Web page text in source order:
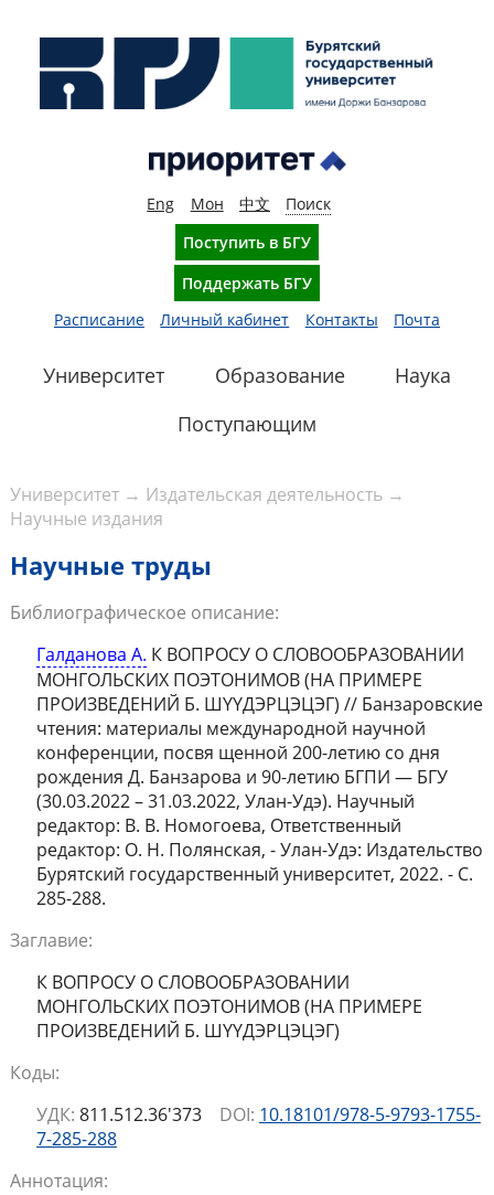
Eng Мон 中文
Поиск
Поступить в БГУ
Поддержать БГУ
Расписание
Личный кабинет Контакты Почта
Университет Образование
Наука
Поступающим
Университет→ Издательская деятельность→
Научные издания
Научные труды
Библиографическое описание:
Галданова А. К ВОПРОСУ О СЛОВООБРАЗОВАНИИ
МОНГОЛЬСКИХ ПОЭТОНИМОВ (НА ПРИМЕРЕ
ПРОИЗВЕДЕНИЙ Б. ШҮҮДЭРЦЭЦЭГ) // Банзаровские
чтения: материалы международной научной
конференции, посвя щенной 200-летию со дня
рождения Д. Банзарова и 90-летию БГПИ — БГУ
(30.03.2022 – 31.03.2022, Улан-Удэ). Научный
редактор: В. В. Номогоева, Ответственный
редактор: О. Н. Полянская, - Улан-Удэ: Издательство
Бурятский государственный университет, 2022. - С.
285-288.
Заглавие:
К ВОПРОСУ О СЛОВООБРАЗОВАНИИ
МОНГОЛЬСКИХ ПОЭТОНИМОВ (НА ПРИМЕРЕ
ПРОИЗВЕДЕНИЙ Б. ШҮҮДЭРЦЭЦЭГ)
Коды:
УДК: 811.512.36'373 DOI: 10.18101/978-5-9793-1755-
7-285-288
Аннотация: